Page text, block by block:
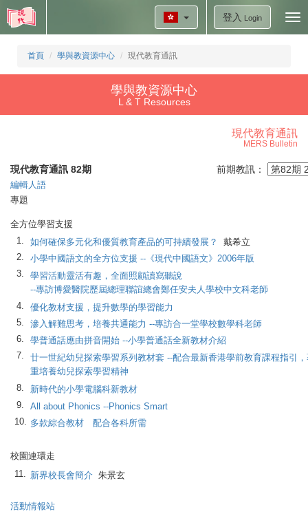
登入 Login
首頁 學與教資源中心 現代教育通訊
學與教資源中心
L & T Resources
現代教育通訊
MERS Bulletin
現代教育通訊 82期 前期教訊：
編輯人語
專題
全方位學習支援
1.
如何確保多元化和優質教育產品的可持續發展？
戴希立
2.
小學中國語文的全方位支援 --《現代中國語文》2006年版
3.
學習活動靈活有趣，全面照顧讀寫聽說
--專訪博愛醫院歷屆總理聯誼總會鄭任安夫人學校中文科老師
4.
優化教材支援，提升數學的學習能力
5.
滲入解難思考，培養共通能力 --專訪合一堂學校數學科老師
6.
學普通話應由拼音開始 --小學普通話全新教材介紹
7.
廿一世紀幼兒探索學習系列教材套 --配合最新香港學前教育課程指引
重培養幼兒探索學習精神
8.
新時代的小學電腦科新教材
9.
All about Phonics --Phonics Smart
10. 多款綜合教材 配合各科所需
校園連環走
11. 新界校長會簡介 朱景玄
活動情報站